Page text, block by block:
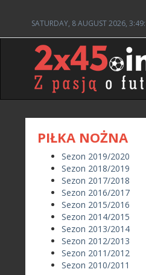
SATURDAY, 8 AUGUST 2026,
PIŁKA NOŻNA
Sezon 2019/2020
Sezon 2018/2019
Sezon 2017/2018
Sezon 2016/2017
Sezon 2015/2016
Sezon 2014/2015
Sezon 2013/2014
Sezon 2012/2013
Sezon 2011/2012
Sezon 2010/2011